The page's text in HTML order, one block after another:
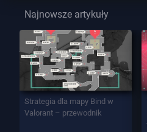
Najnowsze artykuły
Strategia dla mapy Bind w
Valorant – przewodnik